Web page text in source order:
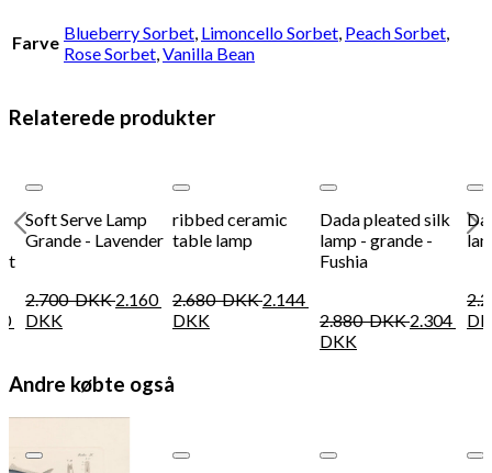
Farve Blueberry Sorbet, Limoncello Sorbet, Peach Sorbet,
Rose Sorbet,Vanilla Bean
Relaterede produkter
Soft Serve Lamp
Grande - Lavender
2.700DKK 2.160
DKK
ribbed ceramic
table lamp
2.680DKK 2.144
DKK
Dada pleated silk
lamp - grande -
Fushia
2.880DKK 2.304
DKK
Andre købte også
Add to Wishlist